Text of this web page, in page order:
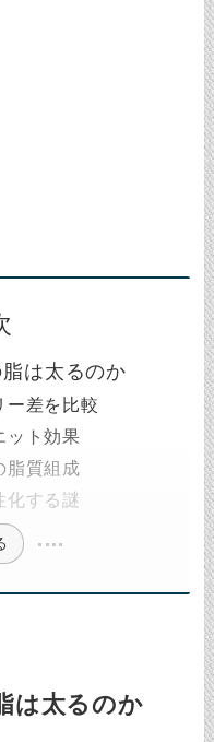
は太るのか
ー差を比較
ット効果
脂質組成
化する謎
は太るのか